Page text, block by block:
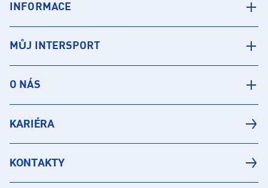
INFORMACE
MŮJ INTERSPORT
O NÁS
KARIÉRA
KONTAKTY